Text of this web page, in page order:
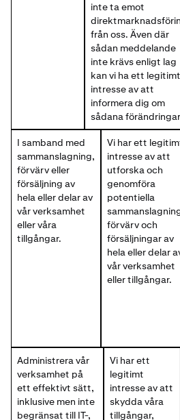
inte ta emot
från oss. Även där
sådan meddelande
inte krävs enligt lag
kan vi ha ett legitimt
intresse av att
informera dig om
sådana
I samband med
sammanslagning,
förvärv eller
försäljning av
hela eller delar av
vår verksamhet
eller våra
tillgångar.
Vi har ett
intresse av att
utforska och
genomföra
potentiella
förvärv och
försäljningar av
hela eller delar
vår verksamhet
eller tillgångar.
Administrera vår
verksamhet på
ett effektivt sätt,
inklusive men inte
begränsat till IT-,
Vi har ett
legitimt
intresse av att
skydda våra
tillgångar,